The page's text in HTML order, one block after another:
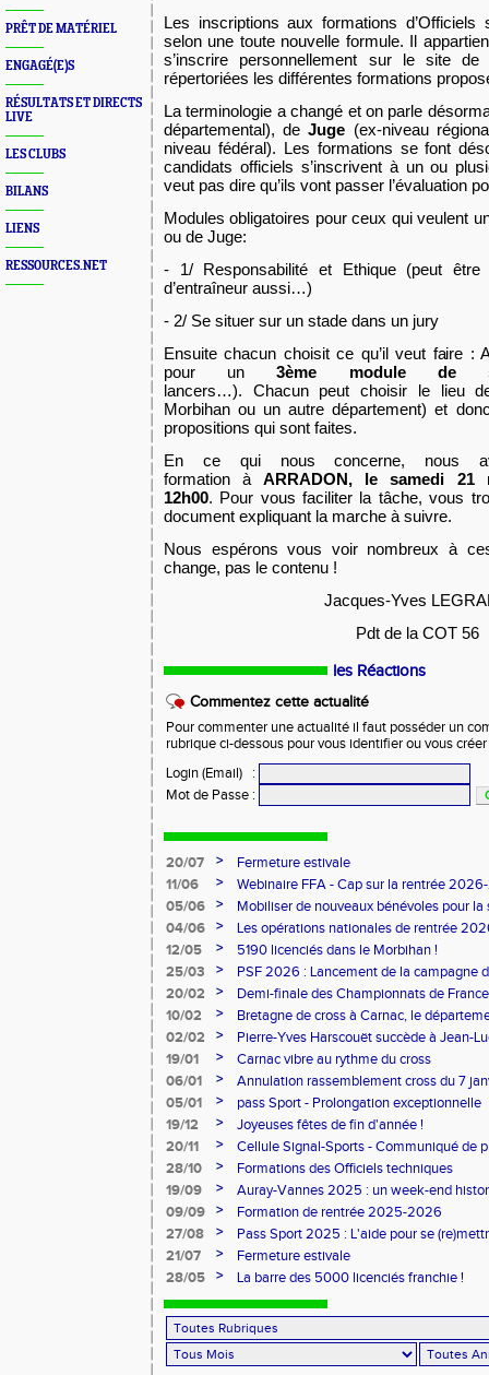
PRÊT DE MATÉRIEL
ENGAGÉ(E)S
RÉSULTATS ET DIRECTS
LIVE
LES CLUBS
BILANS
LIENS
RESSOURCES.NET
Les inscriptions aux formations d’Officiels
selon une toute nouvelle formule. Il
s’inscrire personnellement sur le site
répertoriées les différentes formations
La terminologie a changé et on parle
départemental),deJuge (ex-niveau
niveau fédéral). Les formations se font
candidats officiels s’inscrivent à unou
veut pas dire qu’ils vont passer l’évaluation
Modules obligatoires pour ceux qui veulent
ou de Juge:
- 1/ Responsabilité et Ethique (peut
d’entraîneur aussi…)
- 2/ Se situer sur un stade dans un jury
Ensuite chacun choisit ce qu’il veut faire :
pour un3ème module de
lancers…). Chacun peut choisir le lieu
Morbihan ou un autre département)et
propositions qui sont faites.
En ce qui nous concerne, nous
formationàARRADON, le samedi
12h00. Pour vous faciliter la tâche, vous
document expliquant la marche à suivre.
Nous espérons vous voir nombreux à
change, pas le contenu !
Jacques-Yves
Pdt de la COT 56
les Réactions
Commentez cette actualité
Pour commenter une actualité il faut posséder un
rubrique ci-dessous pour vous identifier ou vous
Login (Email)
:
Mot de Passe :
20/07 >
Fermeture estivale
11/06
>
Webinaire FFA - Cap sur la rentrée
05/06
>
Mobiliser de nouveaux bénévoles pour
04/06
>
Les opérations nationales de rentrée
12/05
>
5190 licenciés dans le Morbihan !
25/03
>
PSF 2026 : Lancement de la campagne
20/02
>
Demi-finale des Championnats de
10/02
>
Bretagne de cross à Carnac, le
l'honneur
02/02 >
Pierre-Yves Harscouët succède à Jean-
comité du Morbihan
19/01 >
Carnac vibre au rythme du cross
06/01
>
Annulation rassemblement cross du 7
05/01
>
pass Sport - Prolongation exceptionnelle
19/12
>
Joyeuses fêtes de fin d'année !
20/11
>
Cellule Signal-Sports - Communiqué de
Sports
28/10 >
Formations des Officiels techniques
19/09
>
Auray-Vannes 2025 : un week-end
marathon breton
09/09 >
Formation de rentrée 2025-2026
27/08
>
Pass Sport 2025 : L'aide pour se
21/07
>
Fermeture estivale
28/05
> La barre des 5000 licenciés franchie !